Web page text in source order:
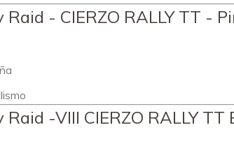
- CIERZO RALLY TT -
-VIII CIERZO RALLY TT